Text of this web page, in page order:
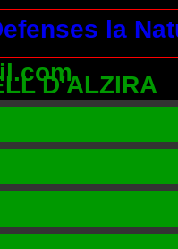
la
D'ALZIRA